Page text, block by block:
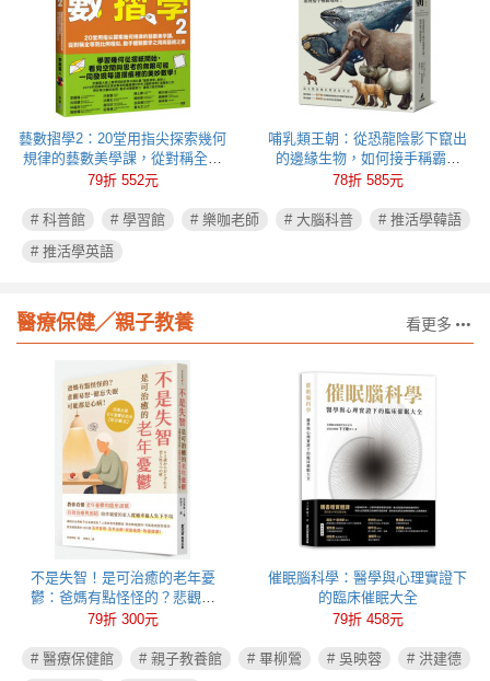
藝數摺學2：20堂用指尖探索幾何
規律的藝數美學課，從對稱全等
到比例相似，動手體驗數學之用
79折 552元
哺乳類王朝：從恐龍陰影下竄出
的邊緣生物，如何接手稱霸地
球？
78折 585元
# 科普館 # 學習館 # 樂咖老師 # 大腦科普
# 推活學韓語
# 推活學英語
醫療保健╱親子教養 看更多
不是失智！是可治癒的老年憂
鬱：爸媽有點怪怪的？悲觀易
怒、健忘失眠可能都是心病！照
79折 300元
催眠腦科學：醫學與心理實證下
的臨床催眠大全
79折 458元
# 醫療保健館 # 親子教養館 # 畢柳鶯 # 吳映蓉
# 洪建德